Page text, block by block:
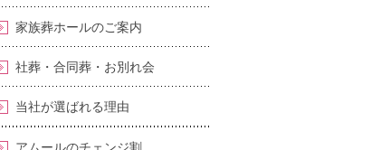
家族葬ホールのご案内
社葬・合同葬・お別れ会
当社が選ばれる理由